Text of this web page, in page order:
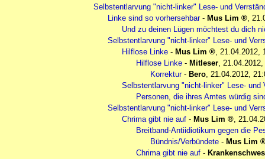
Selbstentlarvung "nicht-linker" Lese- und
Linke sind so vorhersehbar- Mus Lim ,
Und zu deinen Lügen möchtest du dich
Selbstentlarvung "nicht-linker" Lese- und
Hilflose Linke - Mus Lim , 21.04.2012,
Hilflose Linke - Mitleser,
Korrektur- Bero, 21.04.2012,
Selbstentlarvung "nicht-linker" Lese- und
Personen, die ihres Amtes würdig
Selbstentlarvung "nicht-linker" Lese- und
Chrima gibt nie auf - Mus Lim ,
Breitband-Antiidiotikum gegen die
Bündnis/Verbündete - Mus Lim
Chrima gibt nie auf -